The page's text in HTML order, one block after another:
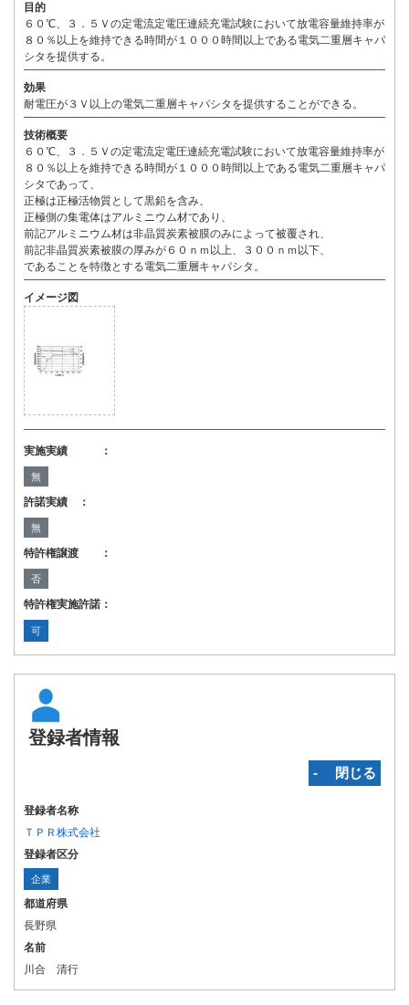
目的
６０℃、３．５Ｖの定電流定電圧連続充電試験において放電容量維持率が
８０％以上を維持できる時間が１０００時間以上である電気二重層キャパ
シタを提供する。
効果
耐電圧が３Ｖ以上の電気二重層キャパシタを提供することができる。
技術概要
６０℃、３．５Ｖの定電流定電圧連続充電試験において放電容量維持率が
８０％以上を維持できる時間が１０００時間以上である電気二重層キャパ
シタであって、
正極は正極活物質として黒鉛を含み、
正極側の集電体はアルミニウム材であり、
前記アルミニウム材は非晶質炭素被膜のみによって被覆され、
前記非晶質炭素被膜の厚みが６０ｎｍ以上、３００ｎｍ以下、
であることを特徴とする電気二重層キャパシタ。
イメージ図
実施実績 ：
無
許諾実績 ：
無
特許権譲渡 ：
否
特許権実施許諾：
可
登録者情報
‐ 閉じる
登録者名称
ＴＰＲ株式会社
登録者区分
企業
都道府県
長野県
名前
川合 清行